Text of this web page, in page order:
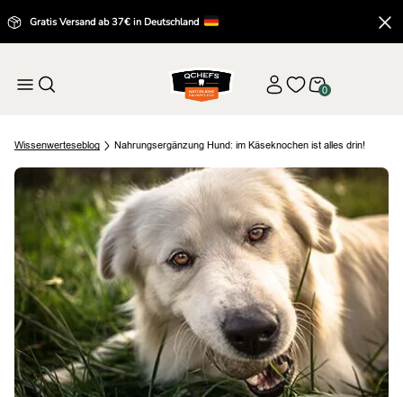
Gratis Versand ab 37€ in Deutschland
0
Wissenwerteseblog Nahrungsergänzung Hund: im Käseknochen ist alles drin!